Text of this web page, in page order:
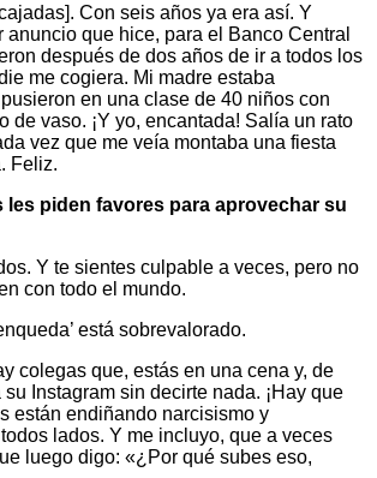
Con seis años ya era así. Y
anuncio que hice, para el Banco Central
después de dos años de ir a todos los
me cogiera. Mi madre estaba
en una clase de 40 niños con
de vaso. ¡Y yo, encantada! Salía un rato
vez que me veía montaba una fiesta
Feliz.
les piden favores para aprovechar su
Y te sientes culpable a veces, pero no
con todo el mundo.
está sobrevalorado.
colegas que, estás en una cena y, de
Instagram sin decirte nada. ¡Hay que
están endiñando narcisismo y
lados. Y me incluyo, que a veces
luego digo: «¿Por qué subes eso,